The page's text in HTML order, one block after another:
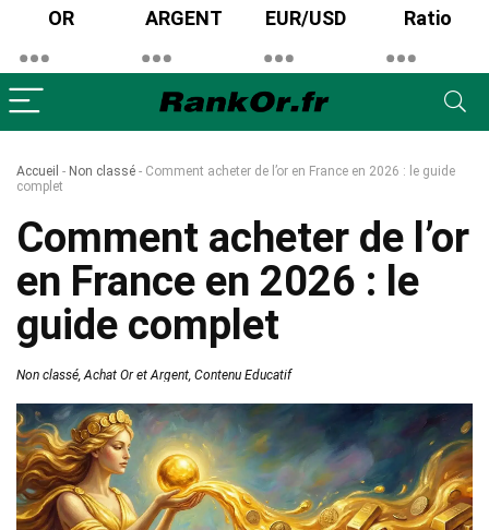
OR ARGENT EUR/USD Ratio
Accueil - Non classé - Comment acheter de l’or en France en 2026 : le guide
complet
Comment acheter de l’or
en France en 2026 : le
guide complet
Non classé,Achat Or et Argent, Contenu Educatif